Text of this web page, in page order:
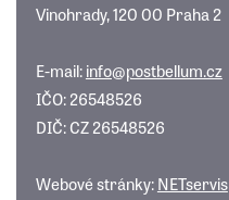
Vinohrady, 120 00 Praha 2
E-mail:info@postbellum.cz
IČO: 26548526
DIČ: CZ 26548526
Webové stránky:NETservis